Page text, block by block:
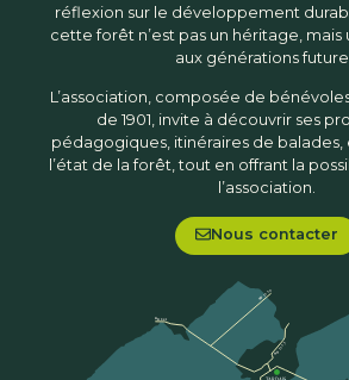
réflexion sur le développement
cette forêt n’est pas un héritage,
aux générations
L’association, composée de
de 1901, invite à découvrir ses
pédagogiques, itinéraires de balades,
l’état de la forêt, tout en offrant la
l’association.
Nous contacter